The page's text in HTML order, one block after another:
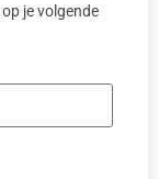
op je volgende